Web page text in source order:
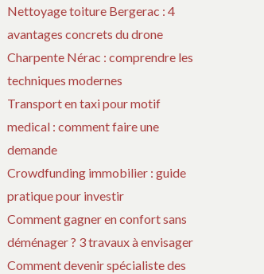
Nettoyage toiture Bergerac : 4
avantages concrets du drone
Charpente Nérac : comprendre les
techniques modernes
Transport en taxi pour motif
medical : comment faire une
demande
Crowdfunding immobilier : guide
pratique pour investir
Comment gagner en confort sans
déménager ? 3 travaux à envisager
Comment devenir spécialiste des